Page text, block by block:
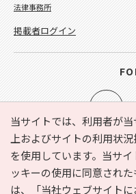
当サイトでは、利用者が
上およびサイトの利用状
を使用しています。当サ
ッキーの使用に同意され
は、
「当社ウェブサイト
e-NAVITA（イーナビタ）と
利用規約
個人情報の
法律事務所
掲載者ログイン